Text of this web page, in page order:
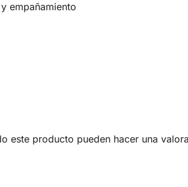
empañamiento
este producto pueden hacer una